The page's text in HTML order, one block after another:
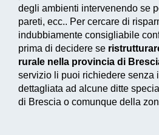
degli ambienti intervenendo se
pareti, ecc.. Per cercare di
indubbiamente consigliabile
prima di decidere se
rurale nella provincia di
servizio li puoi richiedere senza
dettagliata ad alcune ditte
di Brescia o comunque della